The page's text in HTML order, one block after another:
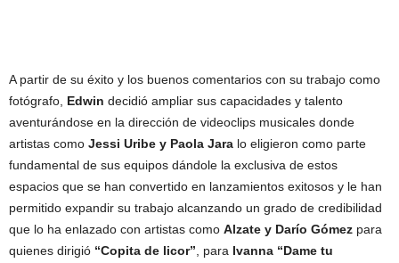
A partir de su éxito y los buenos comentarios con su trabajo como
fotógrafo, Edwin decidió ampliar sus capacidades y talento
aventurándose en la dirección de videoclips musicales donde
artistas como Jessi Uribe y Paola Jara lo eligieron como parte
fundamental de sus equipos dándole la exclusiva de estos
espacios que se han convertido en lanzamientos exitosos y le han
permitido expandir su trabajo alcanzando un grado de credibilidad
que lo ha enlazado con artistas como Alzate y Darío Gómez para
quienes dirigió “Copita de licor” , para Ivanna “Dame tu